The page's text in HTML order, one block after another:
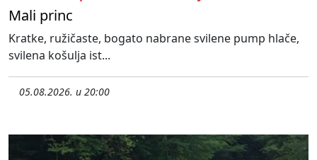
Mali princ
Kratke, ružičaste, bogato nabrane svilene pump hlače,
svilena košulja ist...
05.08.2026. u 20:00